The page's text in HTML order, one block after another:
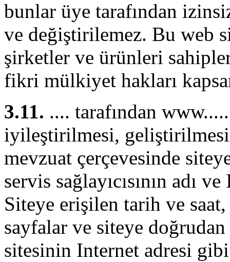
bunlar üye tarafından
ve değiştirilemez. Bu web
şirketler ve ürünleri
fikri mülkiyet hakları
3.11. .... tarafından
iyileştirilmesi,
mevzuat çerçevesinde
servis sağlayıcısının adı
Siteye erişilen tarih ve
sayfalar ve siteye doğrudan
sitesinin Internet adresi